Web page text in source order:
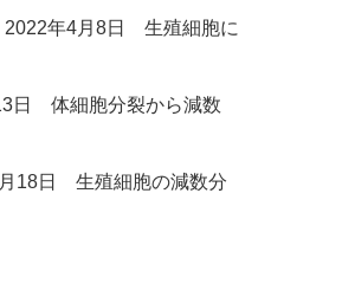
年4月8日 生殖細胞に
日 体細胞分裂から減数
18日 生殖細胞の減数分